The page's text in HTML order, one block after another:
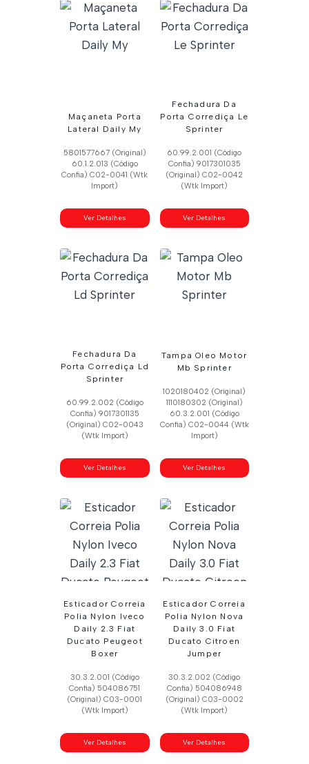
Maçaneta Porta
Lateral Daily My
5801577667 (Original)
60.1.2.013 (Código
Confia) C02-0041 (Wtk
Import)
Ver Detalhes
Fechadura Da
Porta Corrediça Le
Sprinter
60.99.2.001 (Código
Confia) 9017301035
(Original) C02-0042
(Wtk Import)
Ver Detalhes
Fechadura Da
Porta Corrediça Ld
Sprinter
60.99.2.002 (Código
Confia) 9017301135
(Original) C02-0043
(Wtk Import)
Ver Detalhes
Tampa Oleo Motor
Mb Sprinter
1020180402 (Original)
1110180302 (Original)
60.3.2.001 (Código
Confia) C02-0044 (Wtk
Import)
Ver Detalhes
Esticador Correia
Polia Nylon Iveco
Daily 2.3 Fiat
Ducato Peugeot
Boxer
30.3.2.001 (Código
Confia) 504086751
(Original) C03-0001
(Wtk Import)
Ver Detalhes
Esticador Correia
Polia Nylon Nova
Daily 3.0 Fiat
Ducato Citroen
Jumper
30.3.2.002 (Código
Confia) 504086948
(Original) C03-0002
(Wtk Import)
Ver Detalhes